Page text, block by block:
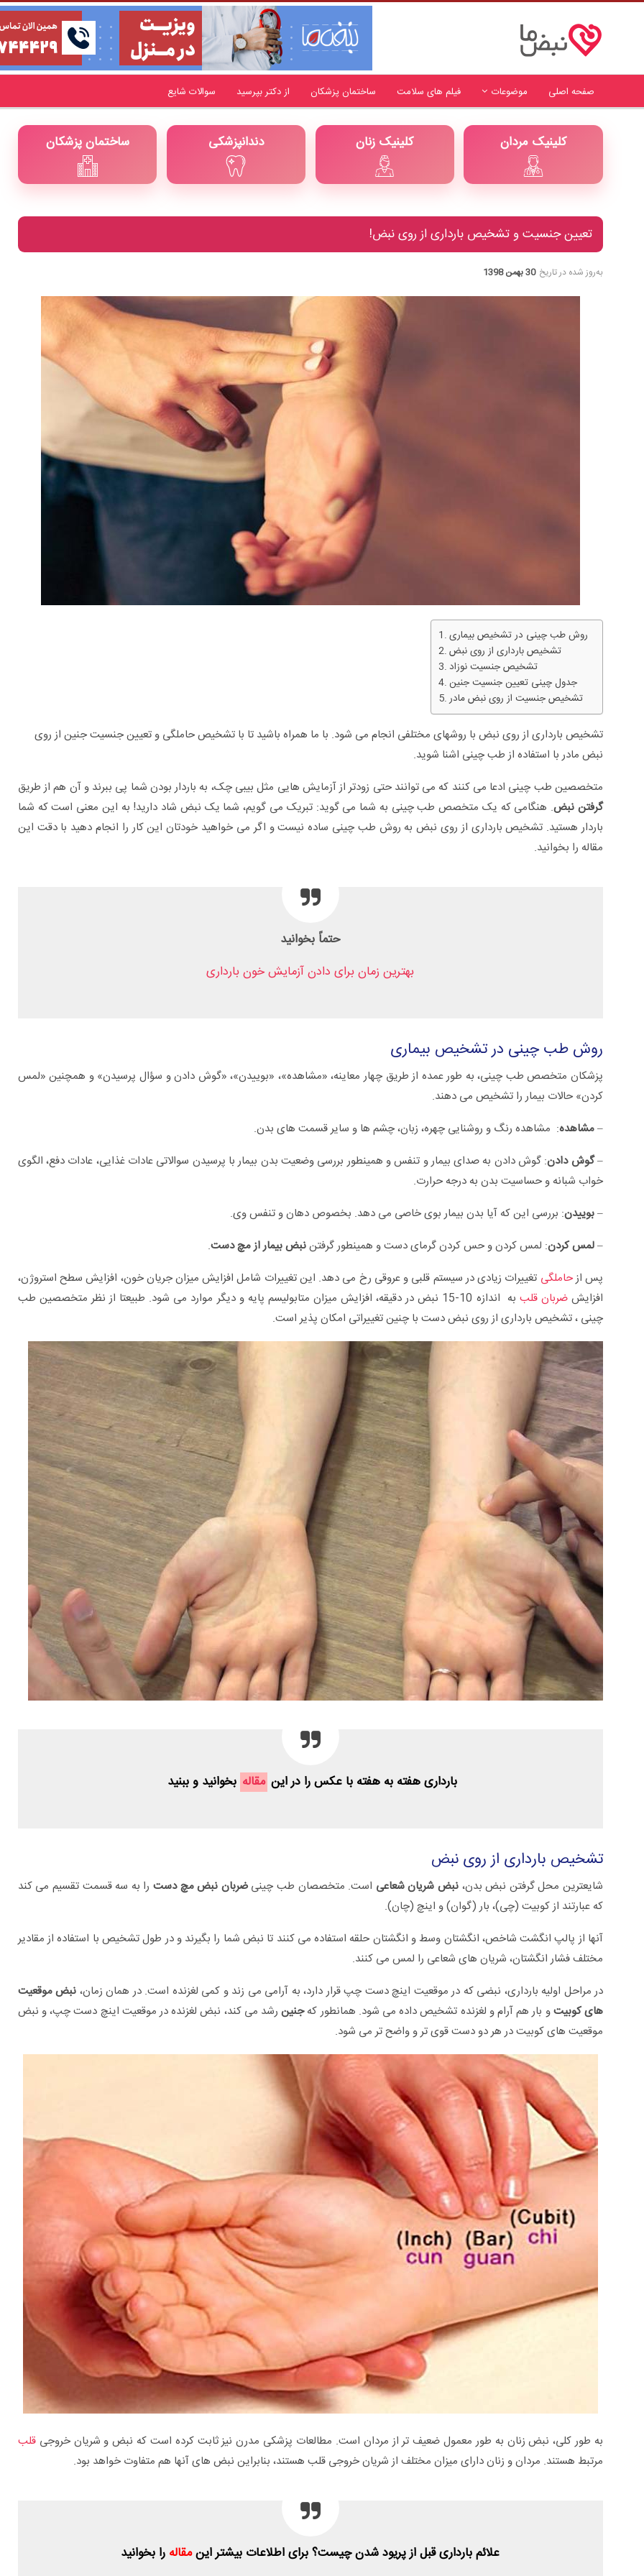
صفحه اصلی موضوعات فیلم های سلامت ساختمان پزشکان از دکتر بپرسید سوالات شایع
ساختمان پزشکان دندانپزشکی کلینیک زنان کلینیک مردان
تعیین جنسیت و تشخیص بارداری از روی نبض!
به‌روز شده در تاریخ 30 بهمن 1398
روش طب چینی در تشخیص بیماری
تشخیص بارداری از روی نبض
تشخیص جنسیت نوزاد
جدول چینی تعیین جنسیت جنین
تشخیص جنسیت از روی نبض مادر
تشخیص بارداری از روی نبض با روشهای مختلفی انجام می شود. با ما همراه باشید تا با تشخیص حاملگی و تعیین جنسیت جنین از روی
نبض مادر با استفاده از طب چینی اشنا شوید.
متخصصین طب چینی ادعا می کنند که می توانند حتی زودتر از آزمایش هایی مثل بیبی چک، به باردار بودن شما پی ببرند و آن هم از طریق
گرفتن نبض. هنگامی که یک متخصص طب چینی به شما می گوید: تبریک می گویم، شما یک نبض شاد دارید! به این معنی است که شما
باردار هستید. تشخیص بارداری از روی نبض به روش طب چینی ساده نیست و اگر می خواهید خودتان این کار را انجام دهید با دقت این
مقاله را بخوانید.
حتماً بخوانید
بهترین زمان برای دادن آزمایش خون بارداری
روش طب چینی در تشخیص بیماری
پزشکان متخصص طب چینی، به طور عمده از طریق چهار معاینه، «مشاهده»، «بوییدن»، «گوش دادن و سؤال پرسیدن» و همچنین «لمس
کردن» حالات بیمار را تشخیص می دهند.
–مشاهده: مشاهده رنگ و روشنایی چهره، زبان، چشم ها و سایر قسمت های بدن.
–گوش دادن: گوش دادن به صدای بیمار و تنفس و همینطور بررسی وضعیت بدن بیمار با پرسیدن سوالاتی عادات غذایی، عادات دفع، الگوی
خواب شبانه و حساسیت بدن به درجه حرارت.
–بوییدن: بررسی این که آیا بدن بیمار بوی خاصی می دهد. بخصوص دهان و تنفس وی.
–لمس کردن: لمس کردن و حس کردن گرمای دست و همینطور گرفتننبض بیمار از مچ دست.
پس ازحاملگی تغییرات زیادی در سیستم قلبی و عروقی رخ می دهد. این تغییرات شامل افزایش میزان جریان خون، افزایش سطح استروژن،
افزایشضربان قلب
به اندازه 10-15 نبض در دقیقه، افزایش میزان متابولیسم پایه و دیگر موارد می شود. طبیعتا از نظر متخصصین طب
چینی ، تشخیص بارداری از روی نبض دست با چنین تغییراتی امکان پذیر است.
بارداری هفته به هفته با عکس را در این مقاله بخوانید و ببنید
تشخیص بارداری از روی نبض
شایعترین محل گرفتن نبض بدن، نبض شریان شعاعی است. متخصصان طب چینیضربان نبض مچ دسترا به سه قسمت تقسیم می کند
که عبارتند از کوبیت (چی)، بار (گوان) و اینچ (چان).
آنها از پالپ انگشت شاخص، انگشتان وسط و انگشتان حلقه استفاده می کنند تا نبض شما را بگیرند و در طول تشخیص با استفاده از مقادیر
مختلف فشار انگشتان، شریان های شعاعی را لمس می کنند.
در مراحل اولیه بارداری، نبضی که در موقعیت اینچ دست چپ قرار دارد، به آرامی می زند و کمی لغزنده است. در همان زمان، نبض موقعیت
های کوبیتو بار هم آرام و لغزنده تشخیص داده می شود. همانطور کهجنینرشد می کند، نبض لغزنده در موقعیت اینچ دست چپ، و نبض
موقعیت های کوبیت در هر دو دست قوی تر و واضح تر می شود.
به طور کلی، نبض زنان به طور معمول ضعیف تر از مردان است. مطالعات پزشکی مدرن نیز ثابت کرده است که نبض و شریان خروجیقلب
مرتبط هستند. مردان و زنان دارای میزان مختلف از شریان خروجی قلب هستند، بنابراین نبض های آنها هم متفاوت خواهد بود.
علائم بارداری قبل از پریود شدن چیست؟ برای اطلاعات بیشتر اینمقاله را بخوانید